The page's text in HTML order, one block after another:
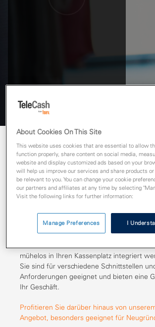
Vielseitig
einfach zu
Das Base Next und Pad Next sind
mühelos in Ihren Kassenplatz integriert
Sie sind für verschiedene Schnittstellen
Anforderungen geeignet und bieten eine
Ihr Geschäft.
Profitieren Sie darüber hinaus von
Angebot, besonders geeignet für
About Cookies On This Site
This website uses cookies that are essential to allow
function properly, share content on social media,
website and display customized ads based on your
will help us improve our services and share products
be relevant to you. You can change your cookie
our partners and affiliates at any time by selecting
Visit the following links for further information:
Manage Preferences I